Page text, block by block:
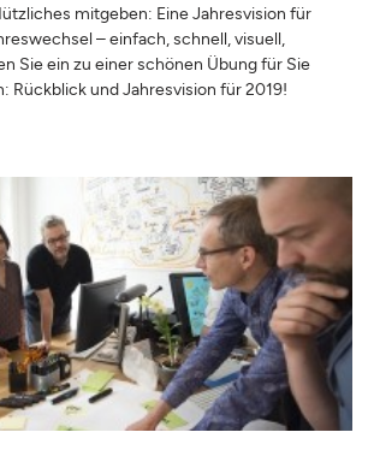
mitgeben: Eine Jahresvision für
– einfach, schnell, visuell,
Sie ein zu einer schönen Übung für Sie
Rückblick und Jahresvision für 2019!